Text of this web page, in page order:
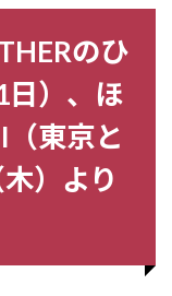
のひ
日）、ほ
東京と
）より